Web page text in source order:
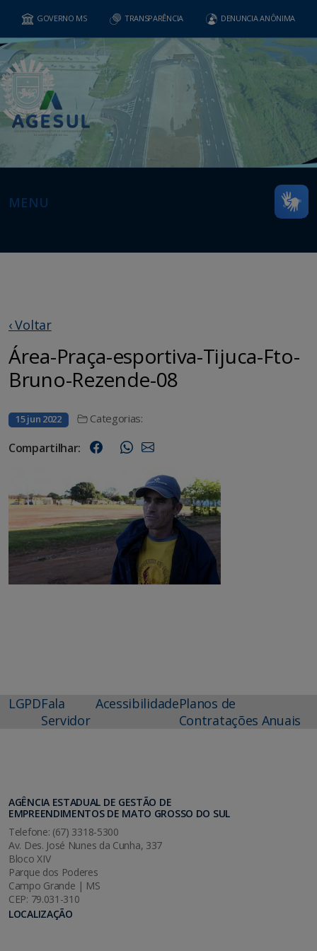
GOVERNO MS TRANSPARÊNCIA DENUNCIA ANÔNIMA
MENU
‹ Voltar
Área-Praça-esportiva-Tijuca-Fto-
Bruno-Rezende-08
15 jun 2022 Categorias:
Compartilhar:
LGPDFala
Servidor
AcessibilidadePlanos de
Contratações Anuais
AGÊNCIA ESTADUAL DE GESTÃO DE
EMPREENDIMENTOS DE MATO GROSSO DO SUL
Telefone: (67) 3318-5300
Av. Des. José Nunes da Cunha, 337
Bloco XIV
Parque dos Poderes
Campo Grande | MS
CEP: 79.031-310
LOCALIZAÇÃO